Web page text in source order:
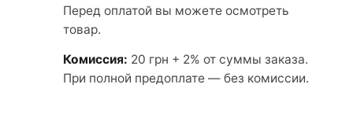
Перед оплатой вы можете осмотреть
товар.
Комиссия: 20 грн + 2% от суммы заказа.
При полной предоплате — без комиссии.